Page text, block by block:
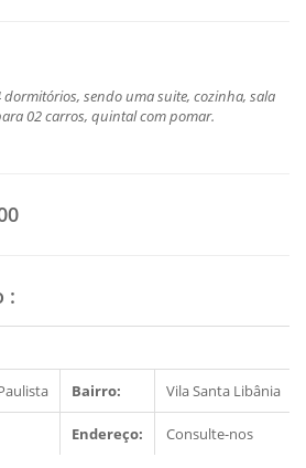
dormitórios, sendo uma suite, cozinha, sala
02 carros, quintal com pomar.
:
Bairro: Vila Santa Libânia
Endereço: Consulte-nos